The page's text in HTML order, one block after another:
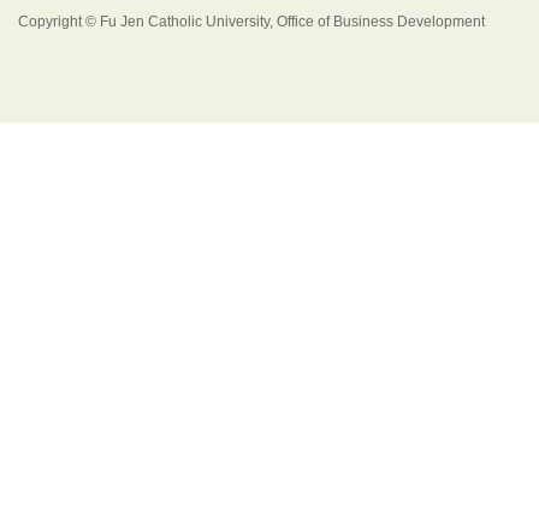
Copyright © Fu Jen Catholic University, Office of Business Development